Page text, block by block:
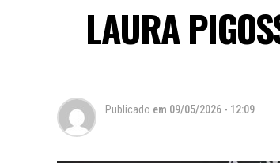
LAURA
Publicado em 09/05/2026 - 12:09